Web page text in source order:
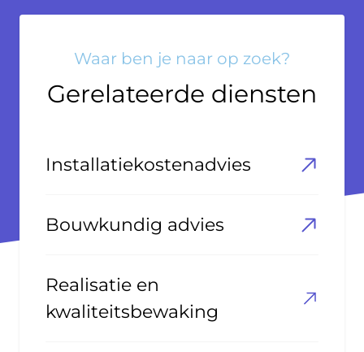
Waar ben je naar op zoek?
Gerelateerde diensten
Installatiekostenadvies
Bouwkundig advies
Realisatie en
kwaliteitsbewaking